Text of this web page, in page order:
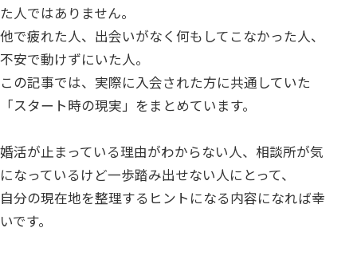
た人ではありません。
他で疲れた人、出会いがなく何もしてこなかった人、
不安で動けずにいた人。
この記事では、実際に入会された方に共通していた
「スタート時の現実」をまとめています。
婚活が止まっている理由がわからない人、相談所が気
になっているけど一歩踏み出せない人にとって、
自分の現在地を整理するヒントになる内容になれば幸
いです。